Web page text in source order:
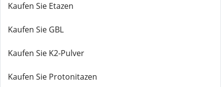
Kaufen Sie Etazen
Kaufen Sie GBL
Kaufen Sie K2-Pulver
Kaufen Sie Protonitazen